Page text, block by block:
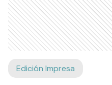
Edición Impresa